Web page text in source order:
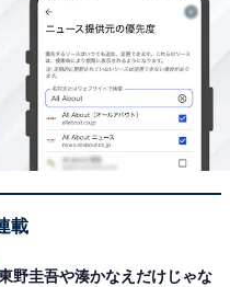
載
野圭吾や湊かなえだけじゃな